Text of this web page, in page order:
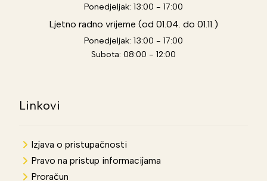
Ponedjeljak: 13:00 - 17:00
Ljetno radno vrijeme (od 01.04. do 01.11.)
Ponedjeljak: 13:00 - 17:00
Subota: 08:00 - 12:00
Linkovi
Izjava o pristupačnosti
Pravo na pristup informacijama
Proračun